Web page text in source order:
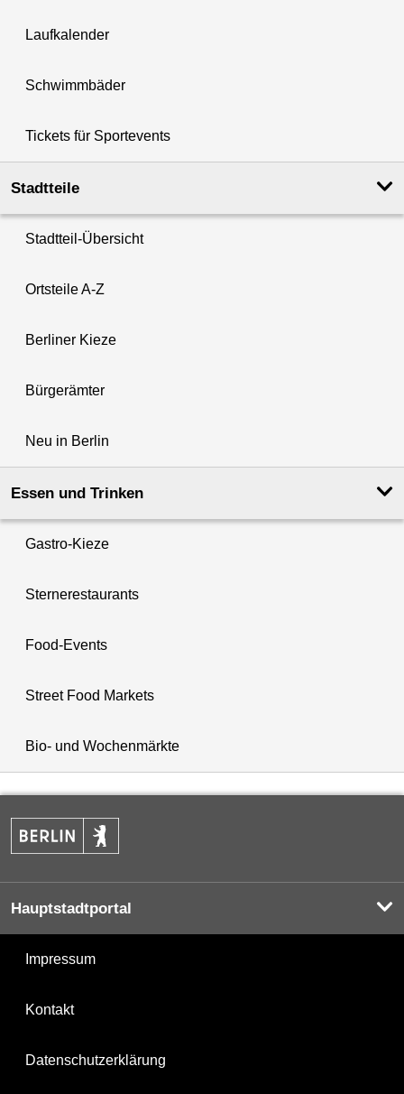
Laufkalender
Schwimmbäder
Tickets für Sportevents
Stadtteile
Stadtteil-Übersicht
Ortsteile A-Z
Berliner Kieze
Bürgerämter
Neu in Berlin
Essen und Trinken
Gastro-Kieze
Sternerestaurants
Food-Events
Street Food Markets
Bio- und Wochenmärkte
Hauptstadtportal
Impressum
Kontakt
Datenschutzerklärung